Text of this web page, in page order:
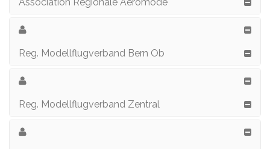
Reg. Modellflugverband Bern Ob
Reg. Modellflugverband Zentral